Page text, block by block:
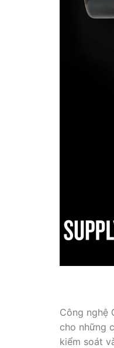
Công nghệ
cho những
kiểm soát